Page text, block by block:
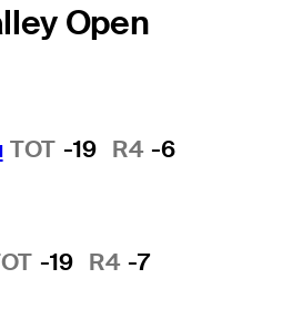
Open
TOT -19 R4 -6
-19 R4 -7